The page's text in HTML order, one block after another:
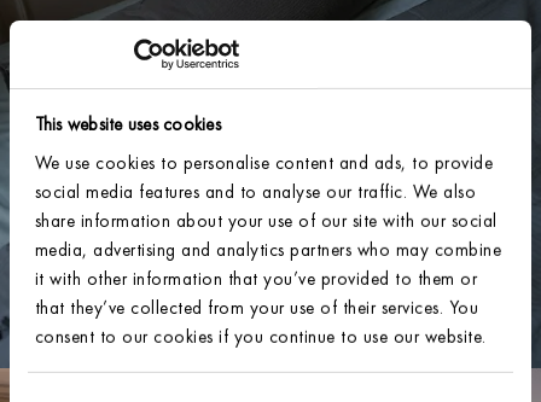
This website uses cookies
We use cookies to personalise content and ads, to provide
social media features and to analyse our traffic. We also
share information about your use of our site with our social
media, advertising and analytics partners who may combine
it with other information that you’ve provided to them or
that they’ve collected from your use of their services. You
consent to our cookies if you continue to use our website.